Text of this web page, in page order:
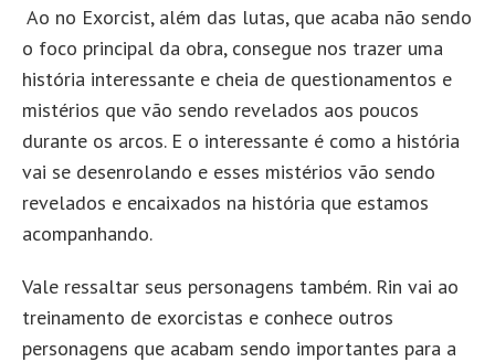
Ao no Exorcist, além das lutas, que acaba não sendo
o foco principal da obra, consegue nos trazer uma
história interessante e cheia de questionamentos e
mistérios que vão sendo revelados aos poucos
durante os arcos. E o interessante é como a história
vai se desenrolando e esses mistérios vão sendo
revelados e encaixados na história que estamos
acompanhando.
Vale ressaltar seus personagens também. Rin vai ao
treinamento de exorcistas e conhece outros
personagens que acabam sendo importantes para a